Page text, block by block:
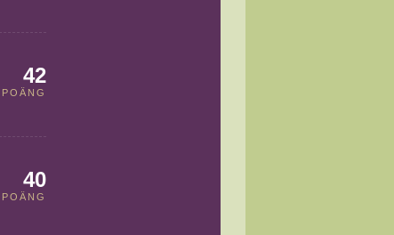
42
POÄNG
40
POÄNG